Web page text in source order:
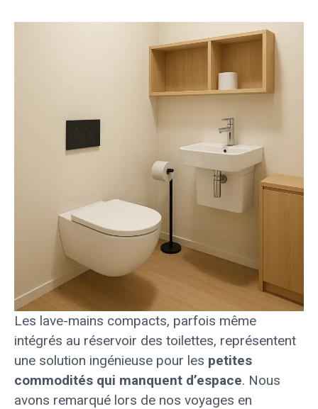
Les lave-mains compacts, parfois même
intégrés au réservoir des toilettes, représentent
une solution ingénieuse pour les petites
commodités qui manquent d’espace. Nous
avons remarqué lors de nos voyages en